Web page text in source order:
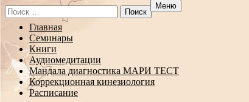
Search
for:
Меню
Перейти
содержанию
Главная
Семинары
Книги
Аудиомедитации
Мандала диагностика МАРИ ТЕСТ
Коррекционная кинезиология
Расписание